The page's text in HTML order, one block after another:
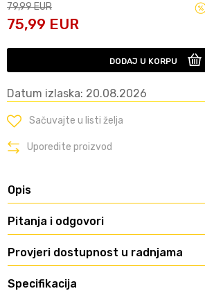
79,99EUR
75,99 EUR
DODAJ U KORPU
Datum izlaska: 20.08.2026
Sačuvajte u listi želja
Uporedite proizvod
Opis
Pitanja i odgovori
Provjeri dostupnost u radnjama
Specifikacija